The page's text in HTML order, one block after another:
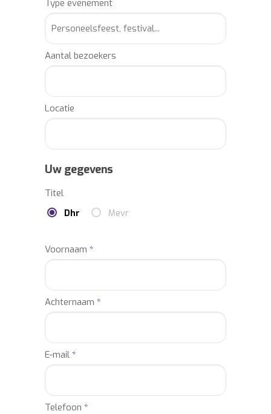
Type evenement
Aantal bezoekers
Locatie
Uw gegevens
Titel
Dhr Mevr
Voornaam *
Achternaam *
E-mail *
Telefoon *